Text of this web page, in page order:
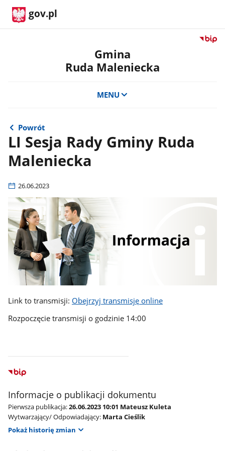
gov.pl
Przejdź
Gmina
Ruda Maleniecka
MENU
Powrót
LI Sesja Rady Gminy Ruda
Maleniecka
26.06.2023
Link to transmisji: Obejrzyj transmisję online
Rozpoczęcie transmisji o godzinie 14:00
Informacje o publikacji dokumentu
Pierwsza publikacja:26.06.2023 10:01 Mateusz Kuleta
Wytwarzający/ Odpowiadający: Marta Cieślik
Pokaż historię zmian